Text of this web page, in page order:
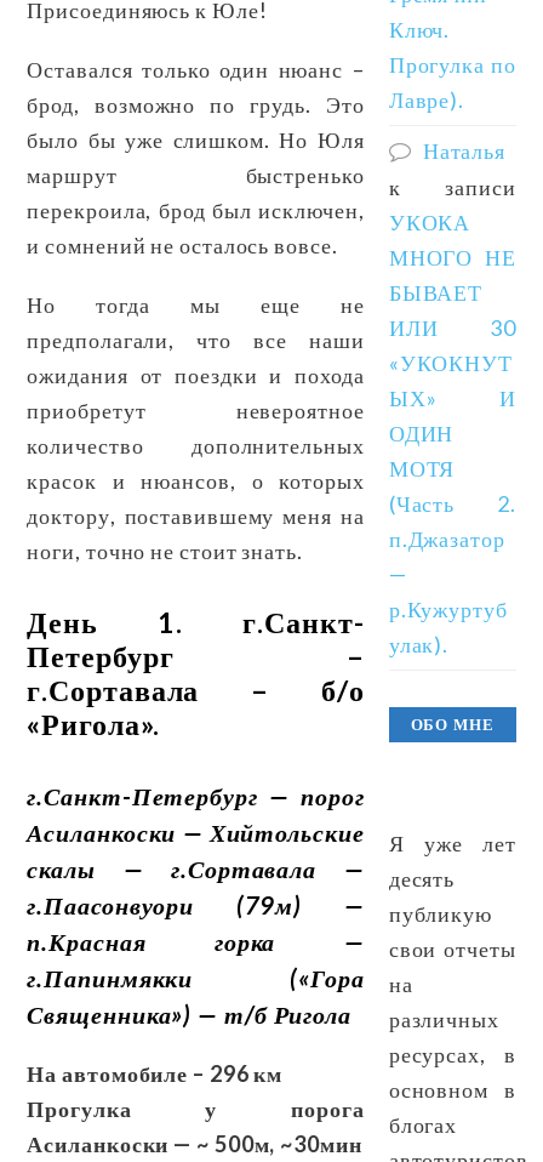
Присоединяюсь к Юле!
Оставался только один нюанс –
брод, возможно по грудь. Это
было бы уже слишком. Но Юля
маршрут быстренько
перекроила, брод был исключен,
и сомнений не осталось вовсе.
Но тогда мы еще не
предполагали, что все наши
ожидания от поездки и похода
приобретут невероятное
количество дополнительных
красок и нюансов, о которых
доктору, поставившему меня на
ноги, точно не стоит знать.
День 1. г.Санкт-
Петербург –
г.Сортавала – б/о
«Ригола».
г.Санкт-Петербург — порог
Асиланкоски — Хийтольские
скалы — г.Сортавала —
г.Паасонвуори (79м) —
п.Красная горка —
г.Папинмякки («Гора
Священника») — т/б Ригола
На автомобиле – 296 км
Прогулка у порога
Асиланкоски — ~ 500м, ~30мин
Ключ.
Прогулка по
Лавре).
Наталья
к записи
УКОКА
МНОГО НЕ
БЫВАЕТ
ИЛИ 30
«УКОКНУТ
ЫХ» И
ОДИН
МОТЯ
(Часть 2.
п.Джазатор
—
р.Кужуртуб
улак).
ОБО МНЕ
Я уже лет
десять
публикую
свои отчеты
на
различных
ресурсах, в
основном в
блогах